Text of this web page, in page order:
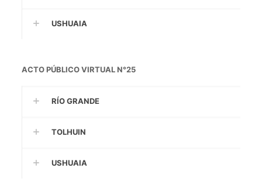
USHUAIA
ACTO PÚBLICO VIRTUAL N°25
RÍO GRANDE
TOLHUIN
USHUAIA